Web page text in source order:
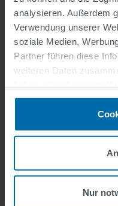
analysieren. Außerdem
Verwendung unserer
soziale Medien,
Partner führen diese
weiteren Daten
gesammelt haben.
Nur